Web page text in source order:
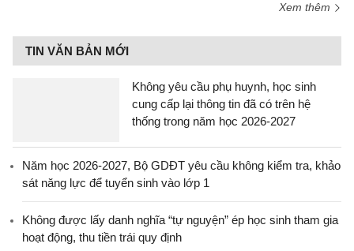
Xem thêm
TIN VĂN BẢN MỚI
Không yêu cầu phụ huynh, học sinh
cung cấp lại thông tin đã có trên hệ
thống trong năm học 2026-2027
Năm học 2026-2027, Bộ GDĐT yêu cầu không kiểm tra, khảo
sát năng lực để tuyển sinh vào lớp 1
Không được lấy danh nghĩa “tự nguyện” ép học sinh tham gia
hoạt động, thu tiền trái quy định